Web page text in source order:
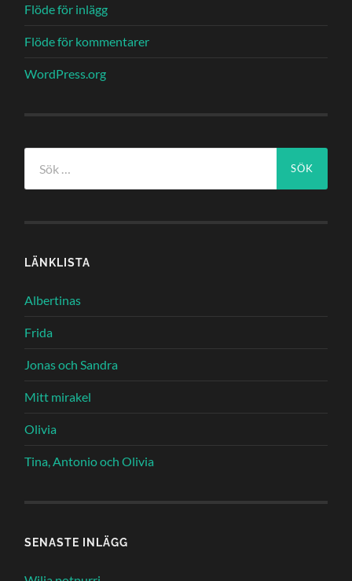
Flöde för inlägg
Flöde för kommentarer
WordPress.org
efter:
LÄNKLISTA
Albertinas
Frida
Jonas och Sandra
Mitt mirakel
Olivia
Tina, Antonio och Olivia
SENASTE INLÄGG